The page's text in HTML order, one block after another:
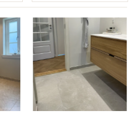
Fremhævet
Mest relevante
Bestsellere
Alfabetisk, A-Å
Alfabetisk, Å-A
Pris, lav til høj